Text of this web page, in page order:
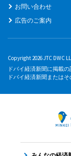
お問い合わせ
広告のご案内
Copyright 2026 JTC DWC
ドバイ経済新聞に掲載
ドバイ経済新聞または